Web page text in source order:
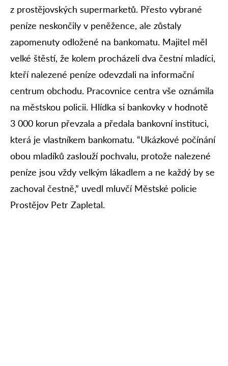
z prostějovských supermarketů. Přesto vybrané
peníze neskončily v peněžence, ale zůstaly
zapomenuty odložené na bankomatu. Majitel měl
velké štěstí, že kolem procházeli dva čestní mladíci,
kteří nalezené peníze odevzdali na informační
centrum obchodu. Pracovnice centra vše oznámila
na městskou policii. Hlídka si bankovky v hodnotě
3 000 korun převzala a předala bankovní instituci,
která je vlastníkem bankomatu. “Ukázkové počínání
obou mladíků zaslouží pochvalu, protože nalezené
peníze jsou vždy velkým lákadlem a ne každý by se
zachoval čestně,” uvedl mluvčí Městské policie
Prostějov Petr Zapletal.